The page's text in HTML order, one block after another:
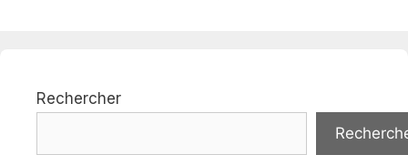
Rechercher